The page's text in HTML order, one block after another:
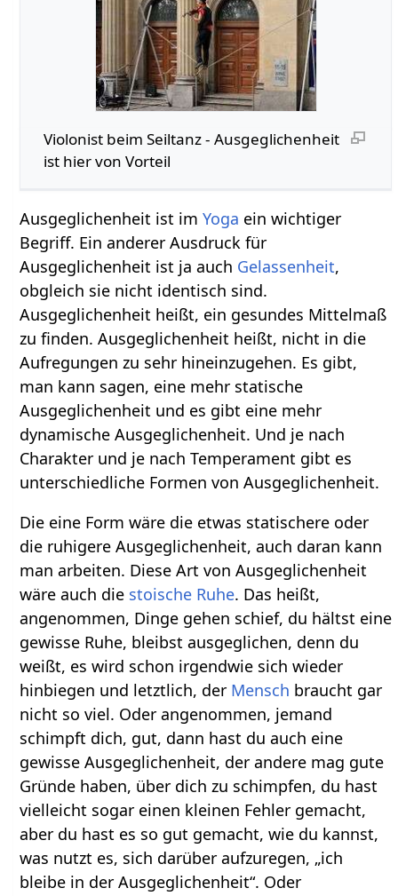
Violonist beim Seiltanz - Ausgeglichenheit
ist hier von Vorteil
Ausgeglichenheit ist imYoga ein wichtiger
Begriff. Ein anderer Ausdruck für
Ausgeglichenheit ist ja auch Gelassenheit,
obgleich sie nicht identisch sind.
Ausgeglichenheit heißt, ein gesundes Mittelmaß
zu finden. Ausgeglichenheit heißt, nicht in die
Aufregungen zu sehr hineinzugehen. Es gibt,
man kann sagen, eine mehr statische
Ausgeglichenheit und es gibt eine mehr
dynamische Ausgeglichenheit. Und je nach
Charakter und je nach Temperament gibt es
unterschiedliche Formen von Ausgeglichenheit.
Die eine Form wäre die etwas statischere oder
die ruhigere Ausgeglichenheit, auch daran kann
man arbeiten. Diese Art von Ausgeglichenheit
wäre auch die stoische Ruhe. Das heißt,
angenommen, Dinge gehen schief, du hältst eine
gewisse Ruhe, bleibst ausgeglichen, denn du
weißt, es wird schon irgendwie sich wieder
hinbiegen und letztlich, der Mensch braucht gar
nicht so viel. Oder angenommen, jemand
schimpft dich, gut, dann hast du auch eine
gewisse Ausgeglichenheit, der andere mag gute
Gründe haben, über dich zu schimpfen, du hast
vielleicht sogar einen kleinen Fehler gemacht,
aber du hast es so gut gemacht, wie du kannst,
was nutzt es, sich darüber aufzuregen, „ich
bleibe in der Ausgeglichenheit“. Oder